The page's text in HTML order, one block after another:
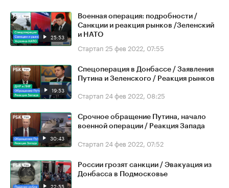
25:53
Военная операция: подробности /
Санкции и реакция рынков /Зеленский
и НАТО
Стартап 25 фев 2022, 07:55
19:53
Спецоперация в Донбассе / Заявления
Путина и Зеленского / Реакция рынков
Стартап 24 фев 2022, 08:25
30:43
Срочное обращение Путина, начало
военной операции / Реакция Запада
Стартап 24 фев 2022, 07:52
22:55
России грозят санкции / Эвакуация из
Донбасса в Подмосковье